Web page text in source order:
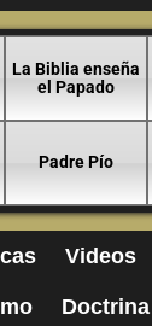
La Biblia enseña
el Papado
Padre Pío
Videos
Doctrina